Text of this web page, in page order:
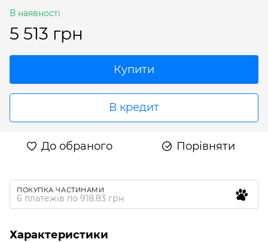
В наявності
5 513 грн
Купити
В кредит
До обраного Порівняти
ПОКУПКА ЧАСТИНАМИ
6 платежів по 918.83 грн
Характеристики